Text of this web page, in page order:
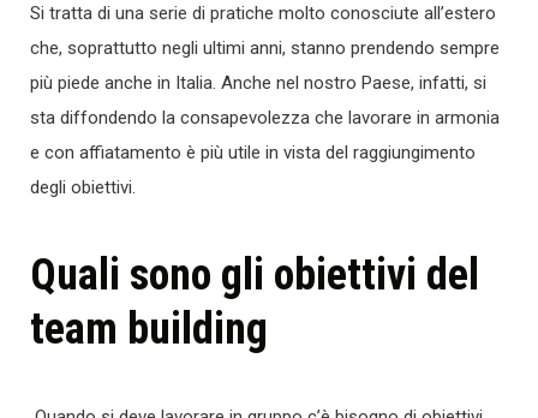
Si tratta di una serie di pratiche molto conosciute all’estero
che, soprattutto negli ultimi anni, stanno prendendo sempre
più piede anche in Italia. Anche nel nostro Paese, infatti, si
sta diffondendo la consapevolezza che lavorare in armonia
e con affiatamento è più utile in vista del raggiungimento
degli obiettivi.
Quali sono gli obiettivi del
team building